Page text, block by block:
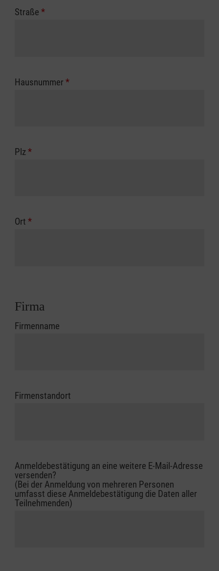
Straße *
Hausnummer *
Plz*
Ort *
Firma
Firmenname
Firmenstandort
Anmeldebestätigung an eine weitere E-Mail-Adresse
versenden?
(Bei der Anmeldung von mehreren Personen
umfasst diese Anmeldebestätigung die Daten aller
Teilnehmenden)